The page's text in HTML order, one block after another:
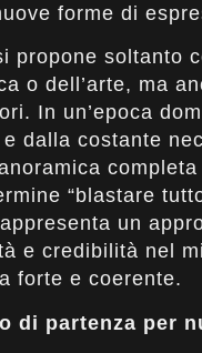
forme di
propone soltanto
o dell’arte, ma
In un’epoca
dalla costante
“blastare
un
e credibilità nel
forte e coerente.
di partenza per